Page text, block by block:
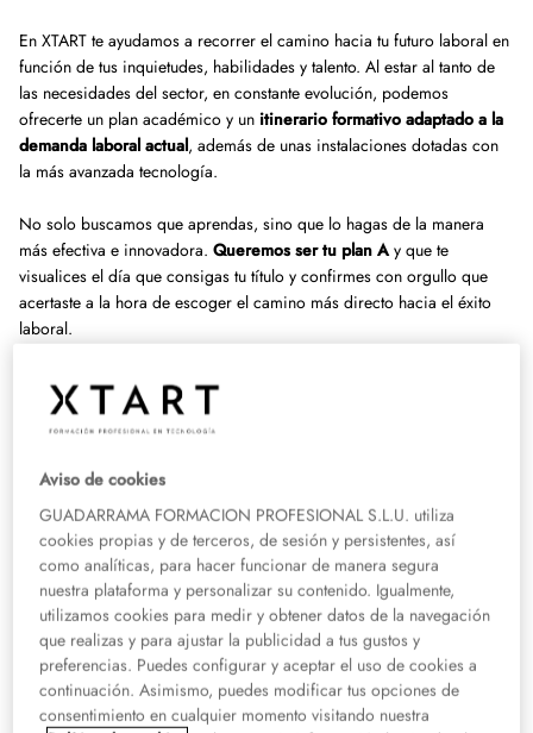
En XTART te ayudamos a recorrer el camino hacia tu futuro laboral en
función de tus inquietudes, habilidades y talento. Al estar al tanto de
las necesidades del sector, en constante evolución, podemos
ofrecerte un plan académico y un itinerario formativo adaptado a la
demanda laboral actual, además de unas instalaciones dotadas con
la más avanzada tecnología.
No solo buscamos que aprendas, sino que lo hagas de la manera
más efectiva e innovadora. Queremos ser tu plan Ay que te
visualices el día que consigas tu título y confirmes con orgullo que
acertaste a la hora de escoger el camino más directo hacia el éxito
laboral.
La formación que ofrecemos en los campus de Madrid, Valencia y
Murciase adapta a tu estilo de vida y encaja contigo
oportunidad de tener contacto directo con profesores y compañeros
con los profesionales del mañana en el sector.
Pero no dejaremos que realices el camino solo. En XTART estaremos
acompañándote a lo largo de todo el proceso, cubriendo tus
necesidades e impulsándote cuando lo necesites. ¿Quieres
promesas? Te ofrecemos algo mejor: resultados. Porque tu futuro
comienza hoy y, desde este momento, tú eres nuestra prioridad.
Aviso de cookies
GUADARRAMA FORMACION PROFESIONAL S.L.U. utiliza
cookies propias y de terceros, de sesión y persistentes, así
como analíticas, para hacer funcionar de manera segura
nuestra plataforma y personalizar su contenido. Igualmente,
utilizamos cookies para medir y obtener datos de la navegación
que realizas y para ajustar la publicidad a tus gustos y
preferencias. Puedes configurar y aceptar el uso de cookies a
continuación. Asimismo, puedes modificar tus opciones de
consentimiento en cualquier momento visitando nuestra